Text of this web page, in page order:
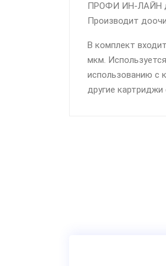
ПРОФИ ИН-ЛАЙН
Производит
В комплект
мкм.
использованию с
другие